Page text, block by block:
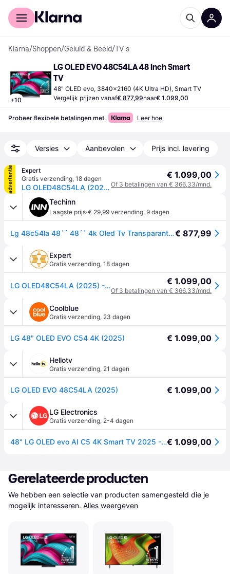
Voor shoppers
Klarna/Shoppen/Geluid & Beeld/TV's
+10
LG OLED EVO 48C54LA 48 Inch Smart
TV
48" OLED evo, 3840x2160 (4K Ultra HD), Smart TV
Vergelijk prijzen vanaf€ 877,99naar€ 1.099,00
Probeer flexibele betalingen met Leer hoe
Versies Aanbevolen Prijs incl. levering
advertentie
Expert
Gratis verzending, 18 dagen
LG OLED48C54LA (2025) - 48 inch - OLED TV
€ 1.099,00
Of 3 betalingen van € 366,33/mnd.
Techinn
Laagste prijs·€ 29,99 verzending, 9 dagen
Lg 48c54la 48´´ 48´´ 4k Oled Tv Transparant One Size / EU Plug 220V€ 877,99
Expert
Gratis verzending, 18 dagen
LG OLED48C54LA (2025) - 48 inch - OLED TV € 1.099,00
Of 3 betalingen van € 366,33/mnd.
Coolblue
Gratis verzending, 23 dagen
LG 48" OLED EVO C54 4K (2025) € 1.099,00
Hellotv
Gratis verzending, 21 dagen
LG OLED EVO 48C54LA (2025) € 1.099,00
LG Electronics
Gratis verzending, 2-4 dagen
48" LG OLED evo AI C5 4K Smart TV 2025 - OLED48C54LA€ 1.099,00
Gerelateerde producten
We hebben een selectie van producten samengesteld die je
mogelijk interesseren. Alles weergeven